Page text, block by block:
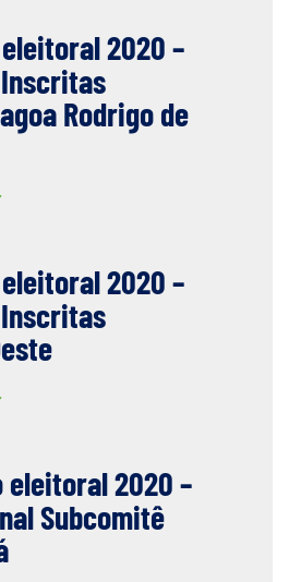
2020 –
Rodrigo de
2020 –
eleitoral 2020 –
Subcomitê